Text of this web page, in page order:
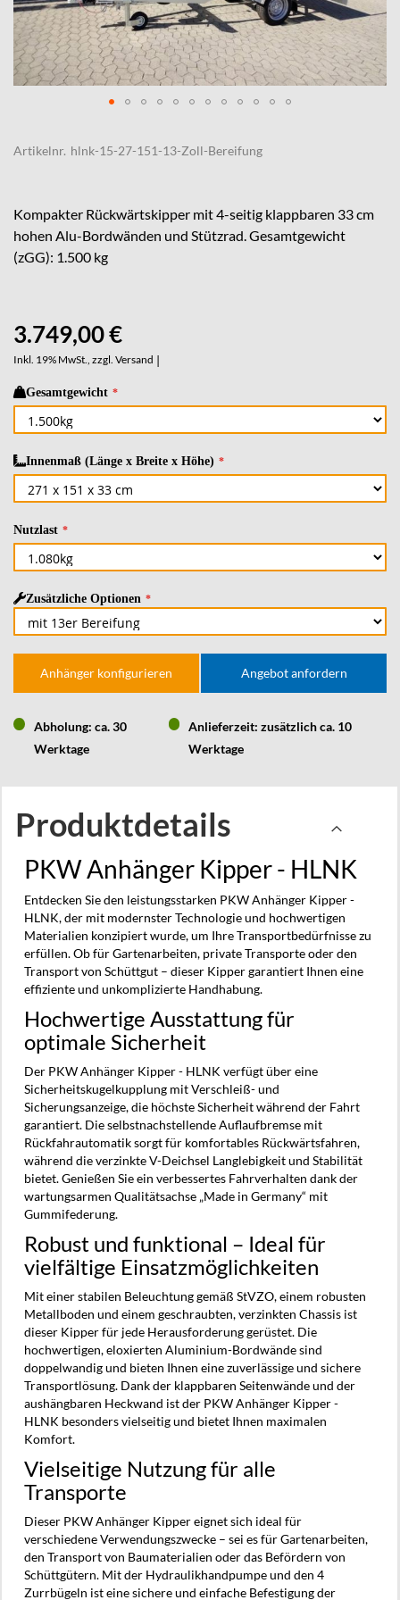
the
the
images
gallery
Artikelnr. hlnk-15-27-151-13-Zoll-Bereifung
Kompakter Rückwärtskipper mit 4-seitig klappbaren 33 cm
hohen Alu-Bordwänden und Stützrad. Gesamtgewicht
(zGG): 1.500 kg
3.749,00 €
Inkl. 19% MwSt., zzgl. Versand |
Gesamtgewicht
Innenmaß (Länge x Breite x Höhe)
Nutzlast
Zusätzliche Optionen
Anhänger konfigurieren Angebot anfordern
Abholung: ca. 30
Werktage
Anlieferzeit: zusätzlich ca. 10
Werktage
Produktdetails
PKW Anhänger Kipper - HLNK
Entdecken Sie den leistungsstarken PKW Anhänger Kipper -
HLNK, der mit modernster Technologie und hochwertigen
Materialien konzipiert wurde, um Ihre Transportbedürfnisse zu
erfüllen. Ob für Gartenarbeiten, private Transporte oder den
Transport von Schüttgut – dieser Kipper garantiert Ihnen eine
effiziente und unkomplizierte Handhabung.
Hochwertige Ausstattung für
optimale Sicherheit
Der PKW Anhänger Kipper - HLNK verfügt über eine
Sicherheitskugelkupplung mit Verschleiß- und
Sicherungsanzeige, die höchste Sicherheit während der Fahrt
garantiert. Die selbstnachstellende Auflaufbremse mit
Rückfahrautomatik sorgt für komfortables Rückwärtsfahren,
während die verzinkte V-Deichsel Langlebigkeit und Stabilität
bietet. Genießen Sie ein verbessertes Fahrverhalten dank der
wartungsarmen Qualitätsachse „Made in Germany“ mit
Gummifederung.
Robust und funktional – Ideal für
vielfältige Einsatzmöglichkeiten
Mit einer stabilen Beleuchtung gemäß StVZO, einem robusten
Metallboden und einem geschraubten, verzinkten Chassis ist
dieser Kipper für jede Herausforderung gerüstet. Die
hochwertigen, eloxierten Aluminium-Bordwände sind
doppelwandig und bieten Ihnen eine zuverlässige und sichere
Transportlösung. Dank der klappbaren Seitenwände und der
aushängbaren Heckwand ist der PKW Anhänger Kipper -
HLNK besonders vielseitig und bietet Ihnen maximalen
Komfort.
Vielseitige Nutzung für alle
Transporte
Dieser PKW Anhänger Kipper eignet sich ideal für
verschiedene Verwendungszwecke – sei es für Gartenarbeiten,
den Transport von Baumaterialien oder das Befördern von
Schüttgütern. Mit der Hydraulikhandpumpe und den 4
Zurrbügeln ist eine sichere und einfache Befestigung der